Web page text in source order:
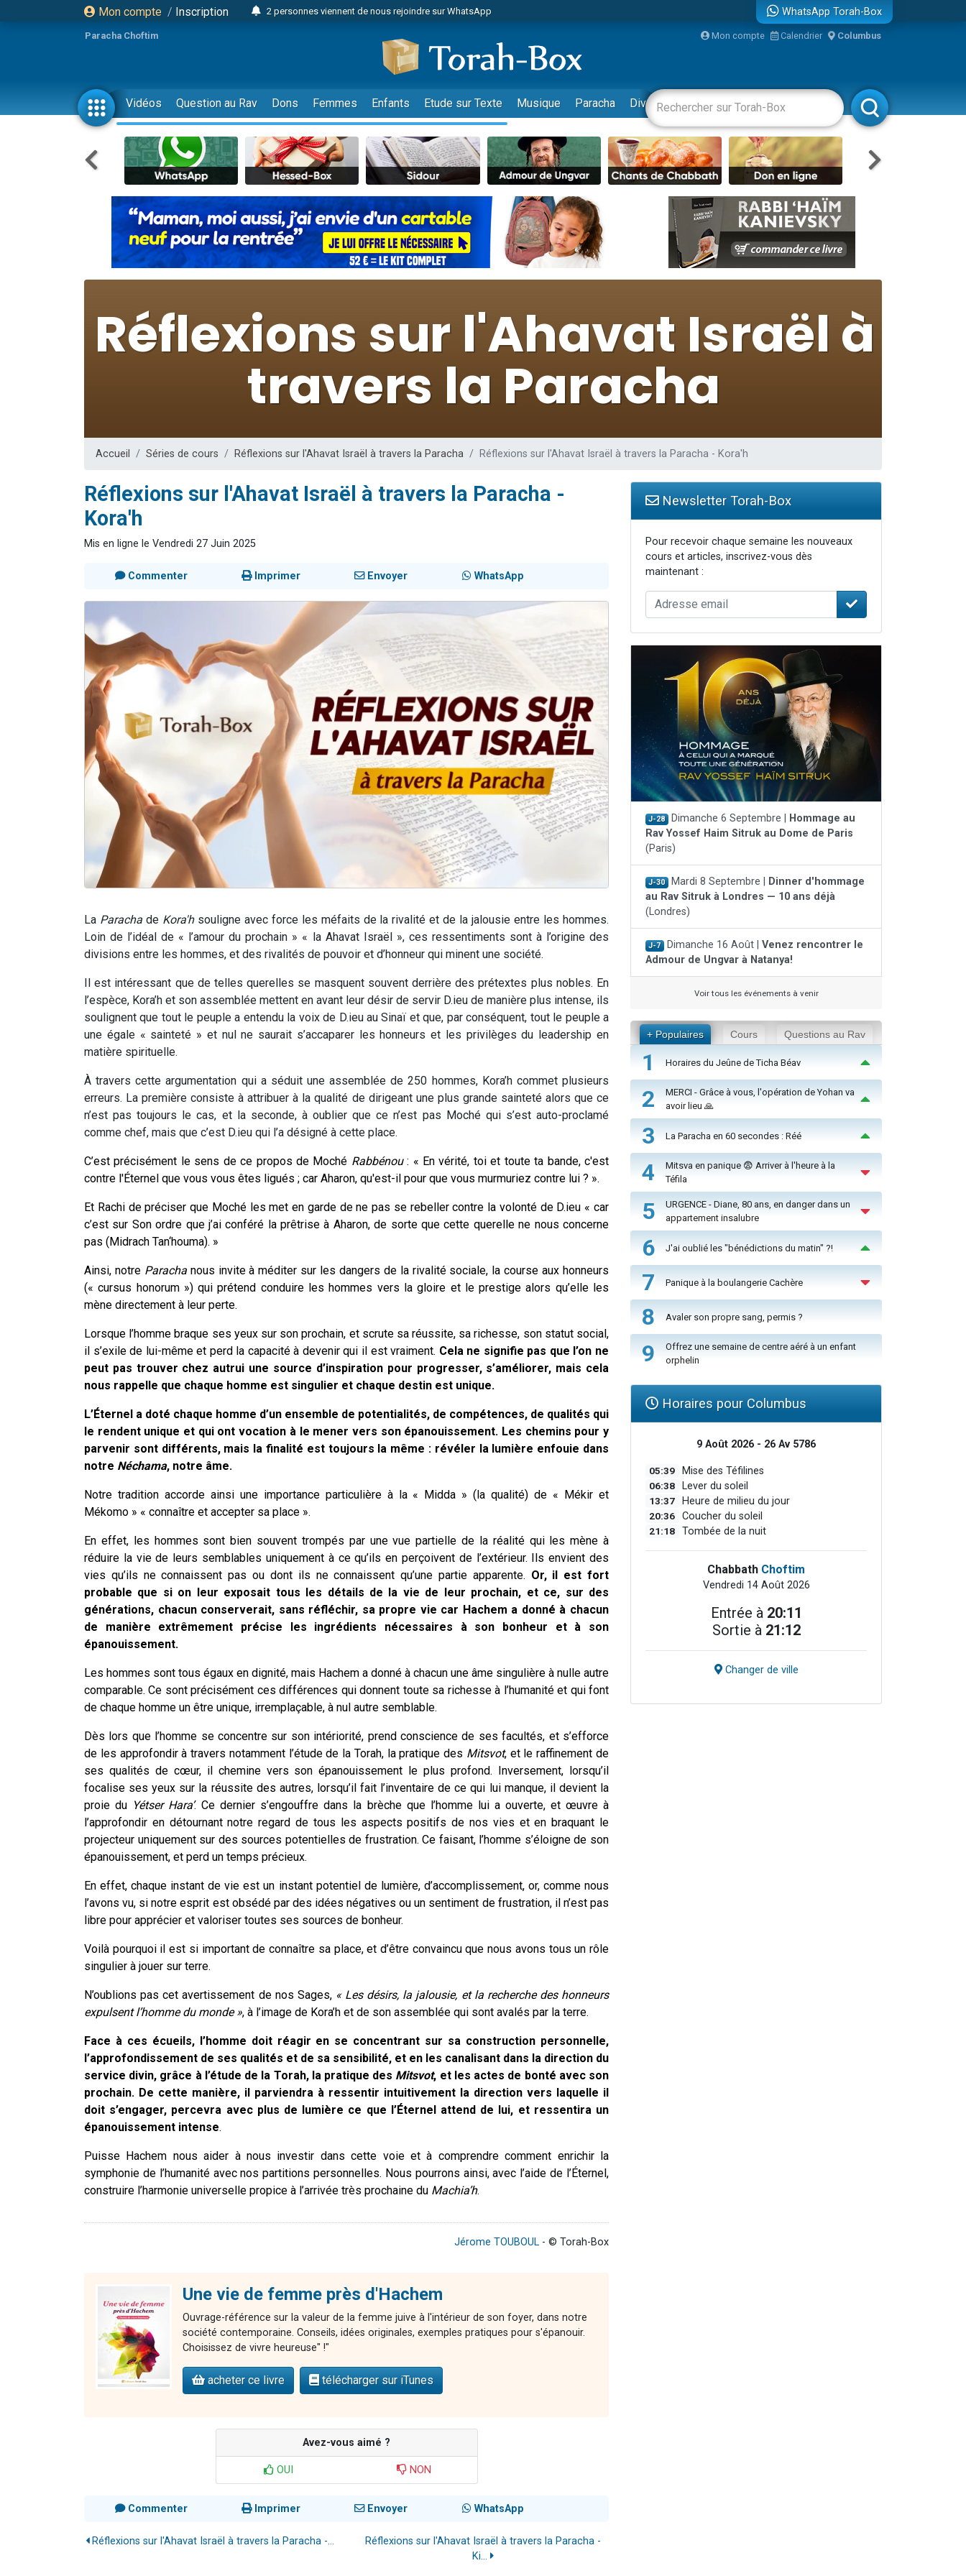
Mon compte / Inscription
2 personnes viennent de nous rejoindre sur WhatsApp
3 personnes viennent de faire un don pour Événements Torah-Box
2 personnes viennent de faire un don pour Tsédaka : pauvres d'Israel
3 personnes viennent de nous rejoindre sur WhatsApp
11 personnes viennent de demander une bénédiction
3 personnes viennent de faire un don pour Diane, 80 ans, dans un appartement insalubre
Il reste 49 places pour étudier en groupe sur Zoom
2 personnes viennent de nous rejoindre sur WhatsApp
29 personnes viennent de demander une bénédiction
Il reste 49 places pour étudier en groupe sur Zoom
2 personnes viennent de nous rejoindre sur WhatsApp
6 personnes viennent de nous rejoindre sur WhatsApp
2 personnes viennent de faire un don pour 1 Journée de Vacances Pour les Enfants
17 personnes viennent de demander une bénédiction
4 personnes viennent de nous rejoindre sur WhatsApp
Il reste 49 places pour étudier en groupe sur Zoom
Eva vient de donner son Maasser
WhatsApp Torah-Box
Paracha Choftim Mon compte Calendrier Columbus
Vidéos Question au Rav Dons Femmes Enfants Etude sur Texte Musique Paracha Divertissements Livres Rabbanim
Accueil Séries de cours Réflexions sur l'Ahavat Israël à travers la Paracha Réflexions sur l'Ahavat Israël à travers la Paracha - Kora'h
Réflexions sur l'Ahavat Israël à travers la Paracha -
Kora'h
Mis en ligne le Vendredi 27 Juin 2025
Commenter Imprimer Envoyer WhatsApp
La Parachade Kora'hsouligne avec force les méfaits de la rivalité et de la jalousie entre les hommes.
Loin de l’idéal de « l’amour du prochain » « la Ahavat Israël », ces ressentiments sont à l’origine des
divisions entre les hommes, et des rivalités de pouvoir et d’honneur qui minent une société.
Il est intéressant que de telles querelles se masquent souvent derrière des prétextes plus nobles. En
l’espèce, Kora’h et son assemblée mettent en avant leur désir de servir D.ieu de manière plus intense, ils
soulignent que tout le peuple a entendu la voix de D.ieu au Sinaï et que, par conséquent, tout le peuple a
une égale « sainteté » et nul ne saurait s’accaparer les honneurs et les privilèges du leadership en
matière spirituelle.
À travers cette argumentation qui a séduit une assemblée de 250 hommes, Kora’h commet plusieurs
erreurs. La première consiste à attribuer à la qualité de dirigeant une plus grande sainteté alors que ce
n’est pas toujours le cas, et la seconde, à oublier que ce n’est pas Moché qui s’est auto-proclamé
comme chef, mais que c’est D.ieu qui l’a désigné à cette place.
C’est précisément le sens de ce propos de Moché Rabbénou: « En vérité, toi et toute ta bande, c'est
contre l'Éternel que vous vous êtes ligués ; car Aharon, qu'est-il pour que vous murmuriez contre lui ? ».
Et Rachi de préciser que Moché les met en garde de ne pas se rebeller contre la volonté de D.ieu « car
c’est sur Son ordre que j’ai conféré la prêtrise à Aharon, de sorte que cette querelle ne nous concerne
pas (Midrach Tan‘houma). »
Ainsi, notre Parachanous invite à méditer sur les dangers de la rivalité sociale, la course aux honneurs
(« cursus honorum ») qui prétend conduire les hommes vers la gloire et le prestige alors qu’elle les
mène directement à leur perte.
Lorsque l’homme braque ses yeux sur son prochain, et scrute sa réussite, sa richesse, son statut social,
il s’exile de lui-même et perd la capacité à devenir qui il est vraiment. Cela ne signifie pas que l’on ne
peut pas trouver chez autrui une source d’inspiration pour progresser, s’améliorer, mais cela
nous rappelle que chaque homme est singulier et chaque destin est unique.
L’Éternel a doté chaque homme d’un ensemble de potentialités, de compétences, de qualités qui
le rendent unique et qui ont vocation à le mener vers son épanouissement. Les chemins pour y
parvenir sont différents, mais la finalité est toujours la même : révéler la lumière enfouie dans
notre Néchama, notre âme.
Notre tradition accorde ainsi une importance particulière à la « Midda » (la qualité) de « Mékir et
Mékomo » « connaître et accepter sa place ».
En effet, les hommes sont bien souvent trompés par une vue partielle de la réalité qui les mène à
réduire la vie de leurs semblables uniquement à ce qu’ils en perçoivent de l’extérieur. Ils envient des
vies qu’ils ne connaissent pas ou dont ils ne connaissent qu’une partie apparente. Or, il est fort
probable que si on leur exposait tous les détails de la vie de leur prochain, et ce, sur des
générations, chacun conserverait, sans réfléchir, sa propre vie car Hachem a donné à chacun
de manière extrêmement précise les ingrédients nécessaires à son bonheur et à son
épanouissement.
Les hommes sont tous égaux en dignité, mais Hachem a donné à chacun une âme singulière à nulle autre
comparable. Ce sont précisément ces différences qui donnent toute sa richesse à l’humanité et qui font
de chaque homme un être unique, irremplaçable, à nul autre semblable.
Dès lors que l’homme se concentre sur son intériorité, prend conscience de ses facultés, et s’efforce
de les approfondir à travers notamment l’étude de la Torah, la pratique des Mitsvot, et le raffinement de
ses qualités de cœur, il chemine vers son épanouissement le plus profond. Inversement, lorsqu’il
focalise ses yeux sur la réussite des autres, lorsqu’il fait l’inventaire de ce qui lui manque, il devient la
proie du Yétser Hara’. Ce dernier s’engouffre dans la brèche que l’homme lui a ouverte, et œuvre à
l’approfondir en détournant notre regard de tous les aspects positifs de nos vies et en braquant le
projecteur uniquement sur des sources potentielles de frustration. Ce faisant, l’homme s’éloigne de son
épanouissement, et perd un temps précieux.
En effet, chaque instant de vie est un instant potentiel de lumière, d’accomplissement, or, comme nous
l’avons vu, si notre esprit est obsédé par des idées négatives ou un sentiment de frustration, il n’est pas
libre pour apprécier et valoriser toutes ses sources de bonheur.
Voilà pourquoi il est si important de connaître sa place, et d’être convaincu que nous avons tous un rôle
singulier à jouer sur terre.
N’oublions pas cet avertissement de nos Sages, « Les désirs, la jalousie, et la recherche des honneurs
expulsent l’homme du monde », à l’image de Kora’h et de son assemblée qui sont avalés par la terre.
Face à ces écueils, l’homme doit réagir en se concentrant sur sa construction personnelle,
l’approfondissement de ses qualités et de sa sensibilité, et en les canalisant dans la direction du
service divin, grâce à l’étude de la Torah, la pratique des Mitsvot, et les actes de bonté avec son
prochain. De cette manière, il parviendra à ressentir intuitivement la direction vers laquelle il
doit s’engager, percevra avec plus de lumière ce que l’Éternel attend de lui, et ressentira un
épanouissement intense.
Puisse Hachem nous aider à nous investir dans cette voie et à comprendre comment enrichir la
symphonie de l’humanité avec nos partitions personnelles. Nous pourrons ainsi, avec l’aide de l’Éternel,
construire l’harmonie universelle propice à l’arrivée très prochaine du Machia’h.
Jérome TOUBOUL - © Torah-Box
Une vie de femme près d'Hachem
Ouvrage-référence sur la valeur de la femme juive à l'intérieur de son foyer, dans notre
société contemporaine. Conseils, idées originales, exemples pratiques pour s'épanouir.
Choisissez de vivre heureuse" !"
acheter ce livre télécharger sur iTunes
Avez-vous aimé ?
OUI NON
Commenter Imprimer Envoyer WhatsApp
Réflexions sur l'Ahavat Israël à travers la Paracha -...
Réflexions sur l'Ahavat Israël à travers la Paracha -
Ki...
Newsletter Torah-Box
Pour recevoir chaque semaine les nouveaux
cours et articles, inscrivez-vous dès
maintenant :
J-28 Dimanche 6 Septembre |
Hommage au
Rav Yossef Haim Sitruk au Dome de Paris
(Paris)
J-30 Mardi 8 Septembre |
Dinner d'hommage
au Rav Sitruk à Londres — 10 ans déjà
(Londres)
J-7 Dimanche 16 Août | Venez rencontrer le
Admour de Ungvar à Natanya!
Voir tous les événements à venir
+ Populaires Cours Questions au Rav
1 Horaires du Jeûne de Ticha Béav
2
MERCI - Grâce à vous, l'opération de Yohan va
avoir lieu 🙏
3 La Paracha en 60 secondes : Réé
4
Mitsva en panique 😨 Arriver à l'heure à la
Téfila
5
URGENCE - Diane, 80 ans, en danger dans un
appartement insalubre
6 J'ai oublié les "bénédictions du matin" ?!
7 Panique à la boulangerie Cachère
8 Avaler son propre sang, permis ?
9
Offrez une semaine de centre aéré à un enfant
orphelin
Horaires pour Columbus
9 Août 2026 - 26 Av 5786
05:39 Mise des Téfilines
06:38 Lever du soleil
13:37 Heure de milieu du jour
20:36 Coucher du soleil
21:18 Tombée de la nuit
Chabbath Choftim
Vendredi 14 Août 2026
Entrée à 20:11
Sortie à 21:12
Changer de ville